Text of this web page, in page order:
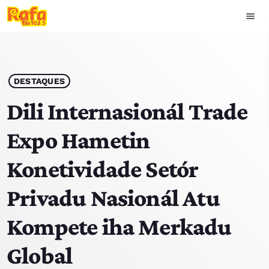
menu
play_arrow OUVIR RAFA
HOME
NOTÍCIAS
EQUIPA
TOP 15
PODCASTS
DESTAQUES
Dili Internasionál Trade
Expo Hametin
Konetividade Setór
Privadu Nasionál Atu
Kompete iha Merkadu
Global